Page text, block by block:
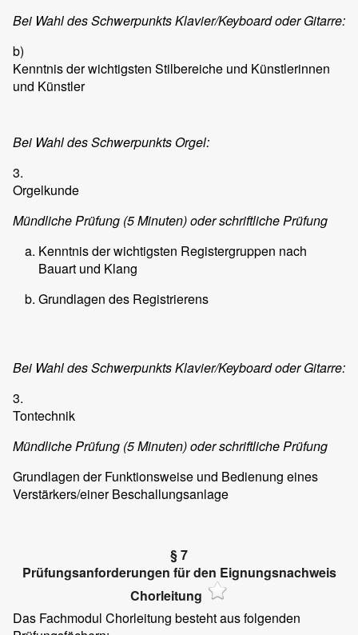
Bei Wahl des Schwerpunkts Klavier/Keyboard oder Gitarre:
b)
Kenntnis der wichtigsten Stilbereiche und Künstlerinnen
und Künstler
Bei Wahl des Schwerpunkts Orgel:
3.
Orgelkunde
Mündliche Prüfung (5 Minuten) oder schriftliche Prüfung
Kenntnis der wichtigsten Registergruppen nach
Bauart und Klang
Grundlagen des Registrierens
Bei Wahl des Schwerpunkts Klavier/Keyboard oder Gitarre:
3.
Tontechnik
Mündliche Prüfung (5 Minuten) oder schriftliche Prüfung
Grundlagen der Funktionsweise und Bedienung eines
Verstärkers/einer Beschallungsanlage
§ 7
Prüfungsanforderungen für den Eignungsnachweis
Chorleitung
Das Fachmodul Chorleitung besteht aus folgenden